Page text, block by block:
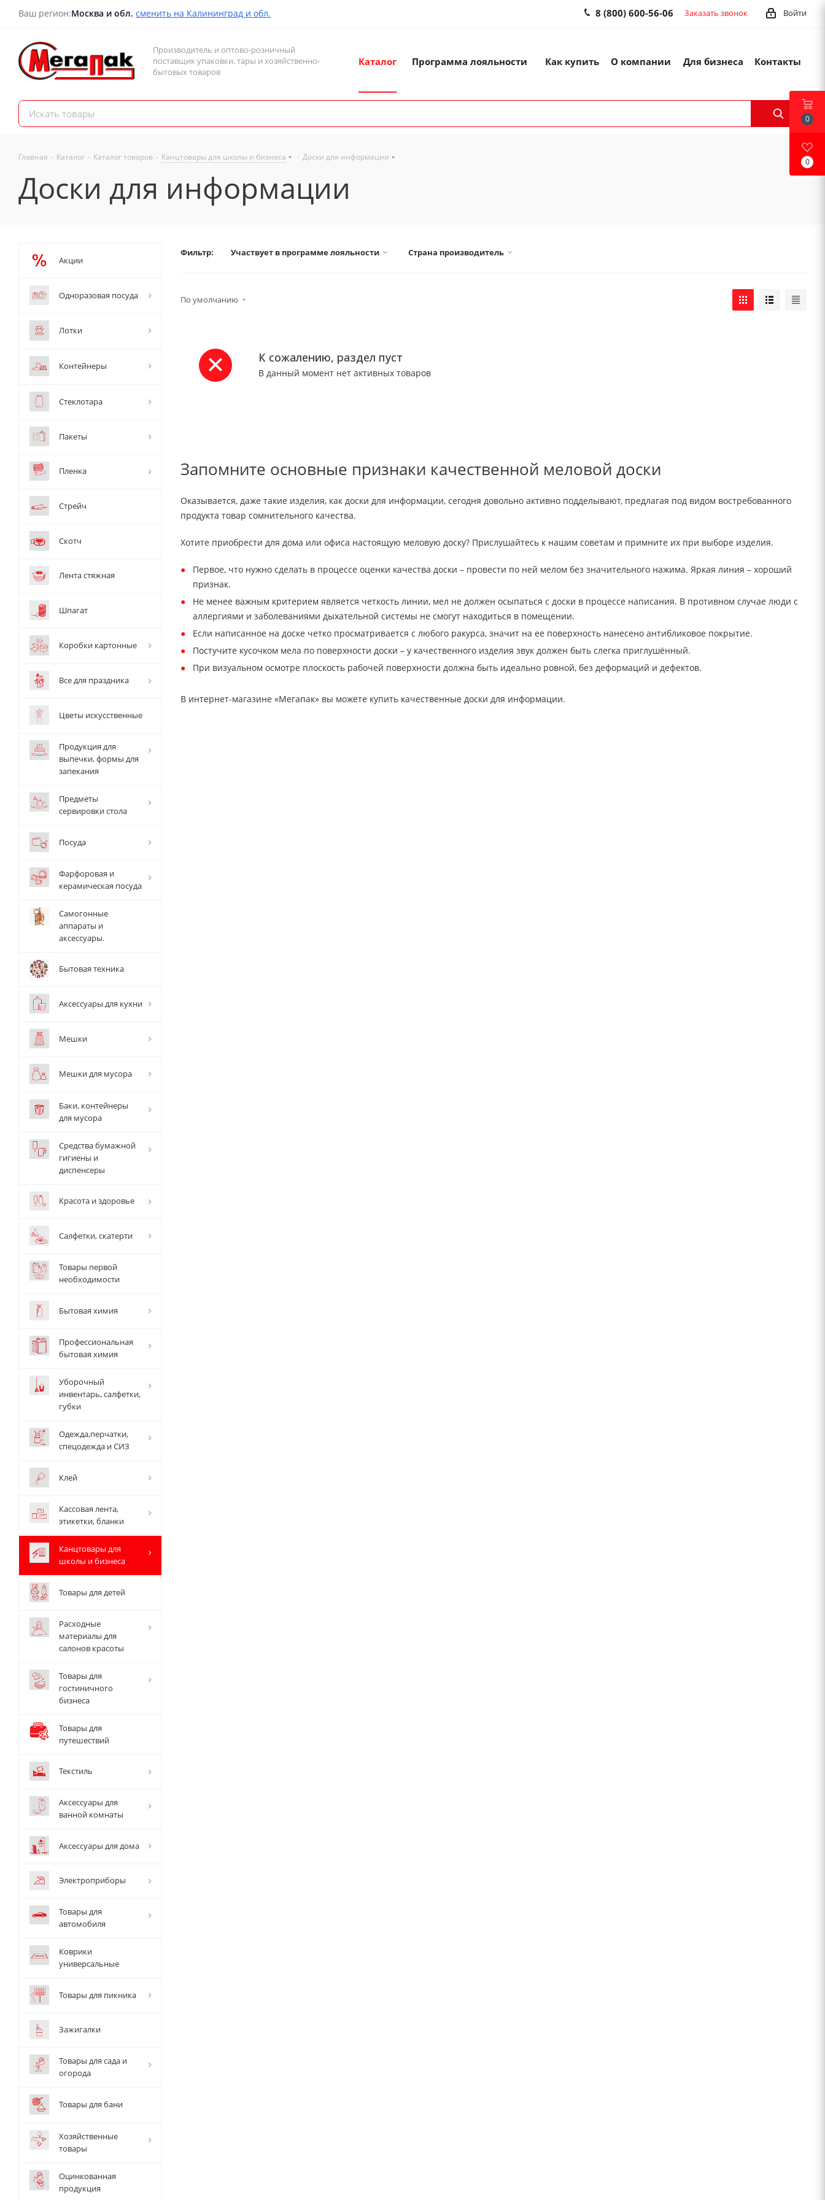
Ваш регион:Москва и обл. сменить на Калининград и обл. Войти
8 (800) 600-56-06 Заказать звонок
Производитель и оптово-розничный
поставщик упаковки, тары и хозяйственно-
бытовых товаров
Каталог Программа лояльности Как купить О компании Для бизнеса Контакты
Главная - Каталог - Каталог товаров - Канцтовары для школы и бизнеса - Доски для информации
Доски для информации
Фильтр: Участвует в программе лояльности Страна производитель
По умолчанию
К сожалению, раздел пуст
В данный момент нет активных товаров
Запомните основные признаки качественной меловой доски
Оказывается, даже такие изделия, как доски для информации, сегодня довольно активно подделывают, предлагая под видом востребованного
продукта товар сомнительного качества.
Хотите приобрести для дома или офиса настоящую меловую доску? Прислушайтесь к нашим советам и примните их при выборе изделия.
Первое, что нужно сделать в процессе оценки качества доски – провести по ней мелом без значительного нажима. Яркая линия – хороший
признак.
Не менее важным критерием является четкость линии, мел не должен осыпаться с доски в процессе написания. В противном случае люди с
аллергиями и заболеваниями дыхательной системы не смогут находиться в помещении.
Если написанное на доске четко просматривается с любого ракурса, значит на ее поверхность нанесено антибликовое покрытие.
Постучите кусочком мела по поверхности доски – у качественного изделия звук должен быть слегка приглушённый.
При визуальном осмотре плоскость рабочей поверхности должна быть идеально ровной, без деформаций и дефектов.
В интернет-магазине «Мегапак» вы можете купить качественные доски для информации.
Акции
Одноразовая посуда
Лотки
Контейнеры
Стеклотара
Пакеты
Пленка
Стрейч
Скотч
Лента стяжная
Шпагат
Коробки картонные
Все для праздника
Цветы искусственные
Продукция для
выпечки, формы для
запекания
Предметы
сервировки стола
Посуда
Фарфоровая и
керамическая посуда
Самогонные
аппараты и
аксессуары.
Бытовая техника
Аксессуары для кухни
Мешки
Мешки для мусора
Баки, контейнеры
для мусора
Средства бумажной
гигиены и
диспенсеры
Красота и здоровье
Салфетки, скатерти
Товары первой
необходимости
Бытовая химия
Профессиональная
бытовая химия
Уборочный
инвентарь, салфетки,
губки
Одежда,перчатки,
спецодежда и СИЗ
Клей
Кассовая лента,
этикетки, бланки
Канцтовары для
школы и бизнеса
Товары для детей
Расходные
материалы для
салонов красоты
Товары для
гостиничного
бизнеса
Товары для
путешествий
Текстиль
Аксессуары для
ванной комнаты
Аксессуары для дома
Электроприборы
Товары для
автомобиля
Коврики
универсальные
Товары для пикника
Зажигалки
Товары для сада и
огорода
Товары для бани
Хозяйственные
товары
Оцинкованная
продукция
0
0